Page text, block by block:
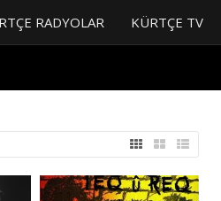
RADYOLAR KÜRTÇE TV